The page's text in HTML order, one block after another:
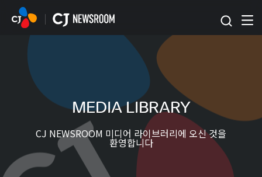
본문 바로가기
MEDIA LIBRARY
CJ NEWSROOM 미디어 라이브러리에 오신 것을
환영합니다